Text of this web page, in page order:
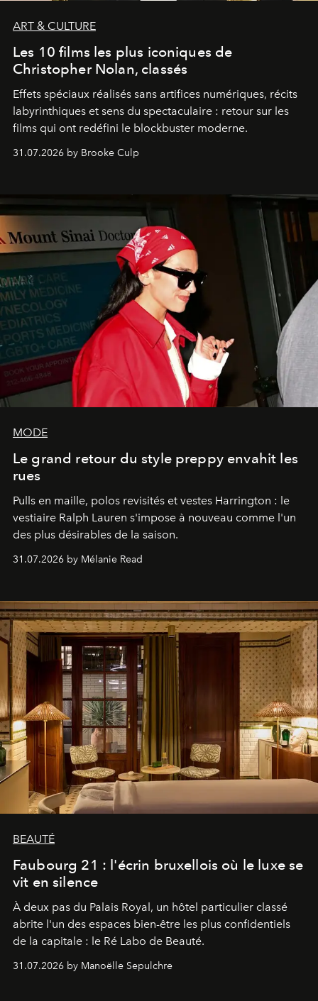
ART & CULTURE
Les 10 films les plus iconiques de
Christopher Nolan, classés
Effets spéciaux réalisés sans artifices numériques, récits
labyrinthiques et sens du spectaculaire : retour sur les
films qui ont redéfini le blockbuster moderne.
31.07.2026 by Brooke Culp
MODE
Le grand retour du style preppy envahit les
rues
Pulls en maille, polos revisités et vestes Harrington : le
vestiaire Ralph Lauren s'impose à nouveau comme l'un
des plus désirables de la saison.
31.07.2026 by Mélanie Read
BEAUTÉ
Faubourg 21 : l'écrin bruxellois où le luxe se
vit en silence
À deux pas du Palais Royal, un hôtel particulier classé
abrite l'un des espaces bien-être les plus confidentiels
de la capitale : le Ré Labo de Beauté.
31.07.2026 by Manoëlle Sepulchre